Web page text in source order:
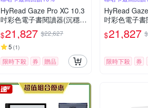
HyRead Gaze Pro XC 10.3
吋彩色電子書閱讀器(沉穩
黑)+磁吸折疊可拆式皮套
(組合)
$21,827 $22,627
5 (1)
限時下殺 券 贈品
HyRead
吋彩色電子
白)+磁吸折疊
(組合)
$21,827
限時下殺 券